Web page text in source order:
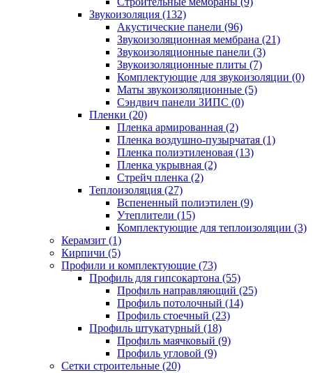
Звукоизоляция (132)
Акустические панели (96)
Звукоизоляционная мембрана (21)
Звукоизоляционные панели (3)
Звукоизоляционные плиты (7)
Комплектующие для звукоизоляции (0)
Маты звукоизоляционные (5)
Сэндвич панели ЗИПС (0)
Пленки (20)
Пленка армированная (2)
Пленка воздушно-пузырчатая (1)
Пленка полиэтиленовая (13)
Пленка укрывная (2)
Стрейч пленка (2)
Теплоизоляция (27)
Вспененный полиэтилен (9)
Утеплители (15)
Комплектующие для теплоизоляции (3)
Керамзит (1)
Кирпичи (5)
Профили и комплектующие (73)
Профиль для гипсокартона (55)
Профиль направляющий (25)
Профиль потолочный (14)
Профиль стоечный (23)
Профиль штукатурный (18)
Профиль маячковый (9)
Профиль угловой (9)
Сетки строительные (20)